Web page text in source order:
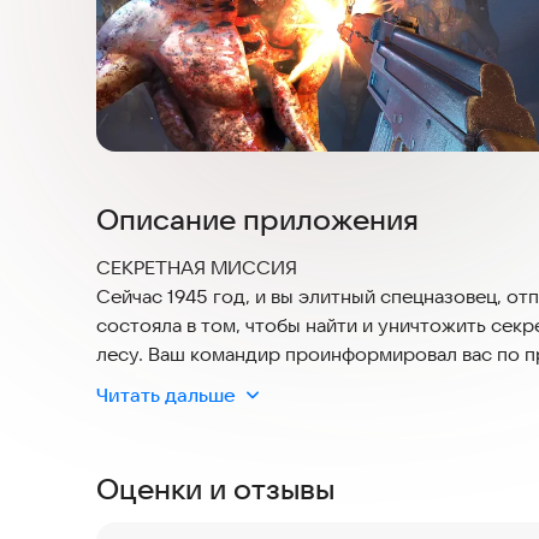
Описание приложения
СЕКРЕТНАЯ МИССИЯ
Сейчас 1945 год, и вы элитный спецназовец,
состояла в том, чтобы найти и уничтожить
лесу. Ваш командир проинформировал вас по
враг превращает мертвые тела в кровожадных
целью стало выжить.
заброшенные дороги и тени прошлого. Ваши
Читать дальше
Оценки и отзывы